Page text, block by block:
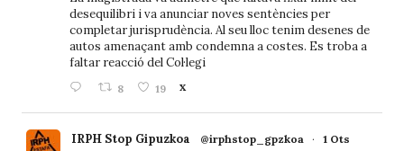
desequilibri i va anunciar noves sentències per
completar jurisprudència. Al seu lloc tenim desenes de
autos amenaçant amb condemna a costes. Es troba a
faltar reacció del Col·legi
8 19 X
IRPH Stop Gipuzkoa @irphstop_gpzkoa · 1 Ots